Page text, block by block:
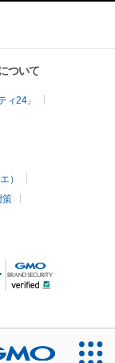
ついて
ィ24」
）
策